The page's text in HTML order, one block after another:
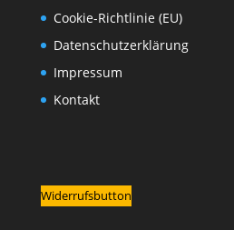
Cookie-Richtlinie (EU)
Datenschutzerklärung
Impressum
Kontakt
Widerrufsbutton